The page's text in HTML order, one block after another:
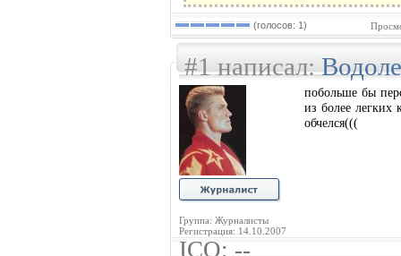
(голосов: 1)
#1 написал:
Группа: Журналисты
Регистрация: 14.10.2007
побольше бы
из более легких
обчелся(((
ICQ: --